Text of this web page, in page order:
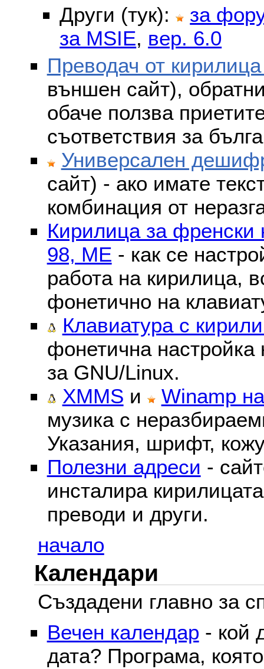
Други (тук):
за
за MSIE, вер. 6.0
Преводач от
външен сайт),
обаче ползва
съответствия за
Универсален
сайт) - ако имате
комбинация от
Кирилица за френски
98, ME - как се
работа на кирилица,
фонетично на
Клавиатура с
фонетична
за GNU/Linux.
XMMS и
Winamp
музика с
Указания, шрифт,
Полезни адреси -
инсталира
преводи и други.
начало
Календари
Създадени главно за
Вечен календар - кой
дата? Програма,